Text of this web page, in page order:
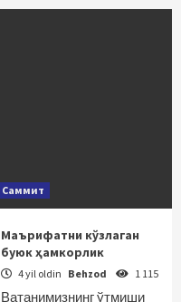
Саммит
Маърифатни кўзлаган
буюк ҳамкорлик
4 yil oldin Behzod 1 115
Ватанимизнинг ўтмиши